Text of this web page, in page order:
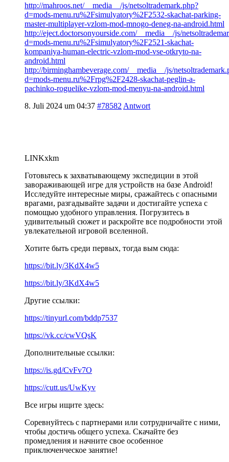
http://mahroos.net/__media__/js/netsoltrademark.php?
d=mods-menu.ru%2Fsimulyatory%2F2532-skachat-parking-
master-multiplayer-vzlom-mod-mnogo-deneg-na-android.html
http://eject.doctorsonyourside.com/__media__/js/
d=mods-menu.ru%2Fsimulyatory%2F2521-skachat-
kompaniya-human-electric-vzlom-mod-vse-otkryto-na-
android.html
http://birminghambeverage.com/__media__/js/
d=mods-menu.ru%2Frpg%2F2428-skachat-peglin-a-
pachinko-roguelike-vzlom-mod-menyu-na-android.html
8. Juli 2024 um 04:37 #78582 Antwort
LINKxkm
Готовьтесь к захватывающему экспедиции в этой
завораживающей игре для устройств на базе Android!
Исследуйте интересные миры, сражайтесь с опасными
врагами, разгадывайте задачи и достигайте успеха с
помощью удобного управления. Погрузитесь в
удивительный сюжет и раскройте все подробности этой
увлекательной игровой вселенной.
Хотите быть среди первых, тогда вым сюда:
https://bit.ly/3KdX4w5
https://bit.ly/3KdX4w5
Другие ссылки:
https://tinyurl.com/bddp7537
https://vk.cc/cwVQsK
Дополнительные ссылки:
https://is.gd/CvFv7O
https://cutt.us/UwKyv
Все игры ищите здесь:
Соревнуйтесь с партнерами или сотрудничайте с ними,
чтобы достичь общего успеха. Скачайте без
промедления и начните свое особенное
приключенческое занятие!